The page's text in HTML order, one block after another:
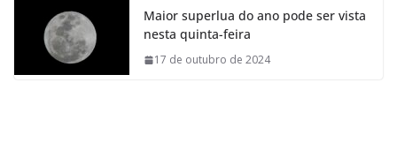
Maior superlua do ano pode ser vista
nesta quinta-feira
17 de outubro de 2024